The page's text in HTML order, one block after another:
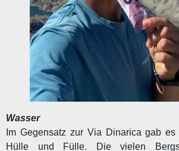
Wasser
Im Gegensatz zur Via Dinarica gab
Hülle und Fülle. Die vielen